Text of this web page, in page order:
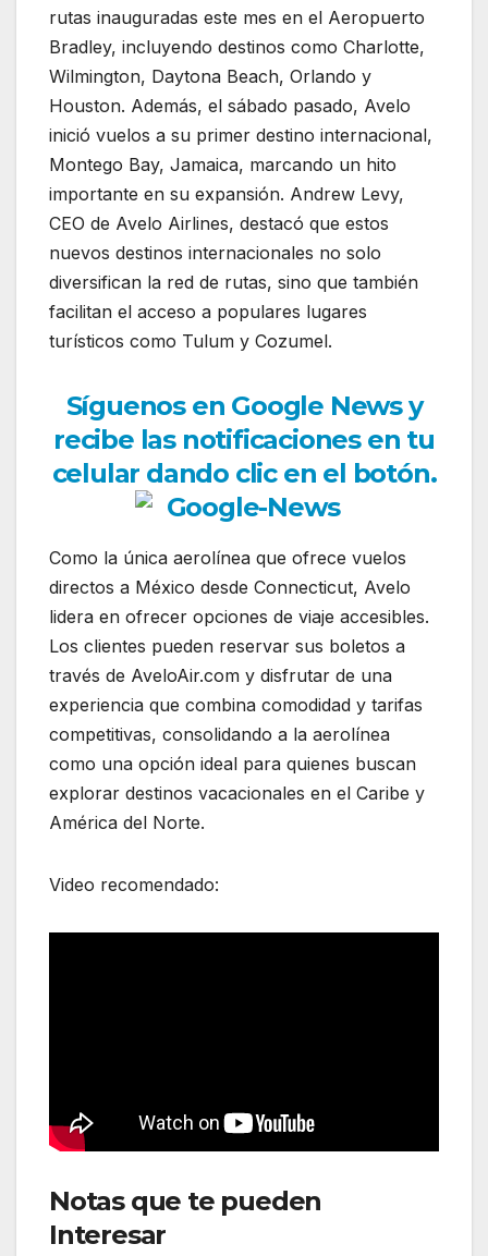
rutas inauguradas este mes en el Aeropuerto
Bradley, incluyendo destinos como Charlotte,
Wilmington, Daytona Beach, Orlando y
Houston. Además, el sábado pasado, Avelo
inició vuelos a su primer destino internacional,
Montego Bay, Jamaica, marcando un hito
importante en su expansión. Andrew Levy,
CEO de Avelo Airlines, destacó que estos
nuevos destinos internacionales no solo
diversifican la red de rutas, sino que también
facilitan el acceso a populares lugares
turísticos como Tulum y Cozumel.
Síguenos en Google News y
recibe las notificaciones en tu
celular dando clic en el botón.
Como la única aerolínea que ofrece vuelos
directos a México desde Connecticut, Avelo
lidera en ofrecer opciones de viaje accesibles.
Los clientes pueden reservar sus boletos a
través de AveloAir.com y disfrutar de una
experiencia que combina comodidad y tarifas
competitivas, consolidando a la aerolínea
como una opción ideal para quienes buscan
explorar destinos vacacionales en el Caribe y
América del Norte.
Video recomendado:
Notas que te pueden
Interesar